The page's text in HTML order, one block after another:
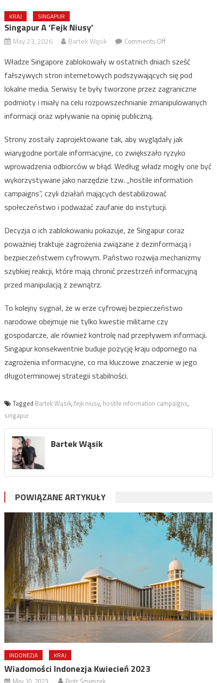
KRAJ SINGAPUR
Singapur A ‘fejk Niusy’
May 23, 2026 Bartek Wąsik Comments Offon
a
‘fejk
niusy’
Władze Singapore zablokowały w ostatnich dniach sześć
fałszywych stron internetowych podszywających się pod
lokalne media. Serwisy te były tworzone przez zagraniczne
podmioty i miały na celu rozpowszechnianie zmanipulowanych
informacji oraz wpływanie na opinię publiczną.
Strony zostały zaprojektowane tak, aby wyglądały jak
wiarygodne portale informacyjne, co zwiększało ryzyko
wprowadzenia odbiorców w błąd. Według władz mogły one być
wykorzystywane jako narzędzie tzw. „hostile information
campaigns”, czyli działań mających destabilizować
społeczeństwo i podważać zaufanie do instytucji.
Decyzja o ich zablokowaniu pokazuje, że Singapur coraz
poważniej traktuje zagrożenia związane z dezinformacją i
bezpieczeństwem cyfrowym. Państwo rozwija mechanizmy
szybkiej reakcji, które mają chronić przestrzeń informacyjną
przed manipulacją z zewnątrz.
To kolejny sygnał, że w erze cyfrowej bezpieczeństwo
narodowe obejmuje nie tylko kwestie militarne czy
gospodarcze, ale również kontrolę nad przepływem informacji.
Singapur konsekwentnie buduje pozycję kraju odpornego na
zagrożenia informacyjne, co ma kluczowe znaczenie w jego
długoterminowej strategii stabilności.
Tagged Bartek Wąsik, fejk niusy, hostile information campaigns,
singapur
Bartek Wąsik
POWIĄZANE ARTYKUŁY
INDONEZJA KRAJ
Wiadomości Indonezja Kwiecień 2023
May 10, 2023 Piotr Śmieszek